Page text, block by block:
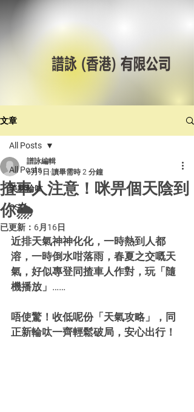
文章
All Posts
美林輪呔
CST
All Posts
揸車人注意！咪畀個天陰到
你🌦️
譜詠編輯
6月9日 讀畢需時 2 分鐘
已更新： 6月16日
近排天氣神神化化，一時熱到人都
溶，一時倒水咁落雨，春夏之交嘅天
氣，好似專登同揸車人作對，玩「隨
機播放」……
唔使驚！收低呢份「天氣攻略」，同
正新輪呔一齊輕鬆破局，安心出行！